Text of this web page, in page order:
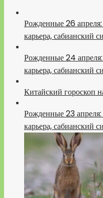
Рожденные 26 апреля:
карьера, сабианский
Рожденные 24 апреля:
карьера, сабианский
Китайский гороскоп
Рожденные 23 апреля:
карьера, сабианский